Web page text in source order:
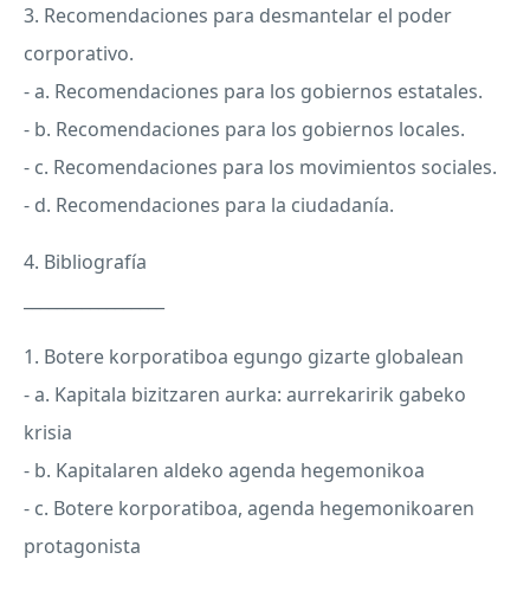
3. Recomendaciones para desmantelar el poder
corporativo.
- a. Recomendaciones para los gobiernos estatales.
- b. Recomendaciones para los gobiernos locales.
- c. Recomendaciones para los movimientos sociales.
- d. Recomendaciones para la ciudadanía.
4. Bibliografía
1. Botere korporatiboa egungo gizarte globalean
- a. Kapitala bizitzaren aurka: aurrekaririk gabeko
krisia
- b. Kapitalaren aldeko agenda hegemonikoa
- c. Botere korporatiboa, agenda hegemonikoaren
protagonista